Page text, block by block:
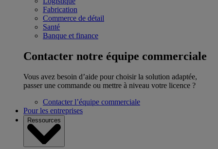
Fabrication
Commerce de détail
Santé
Banque et finance
Contacter notre équipe commerciale
Vous avez besoin d’aide pour choisir la solution adaptée,
passer une commande ou mettre à niveau votre licence ?
Contacter l’équipe commerciale
Pour les entreprises
Ressources